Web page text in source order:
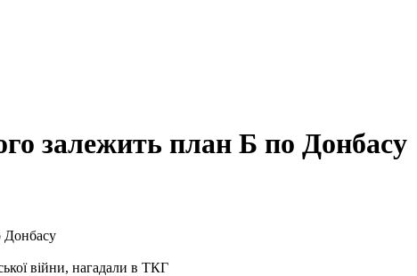
залежить план Б по Донбасу
війни, нагадали в ТКГ